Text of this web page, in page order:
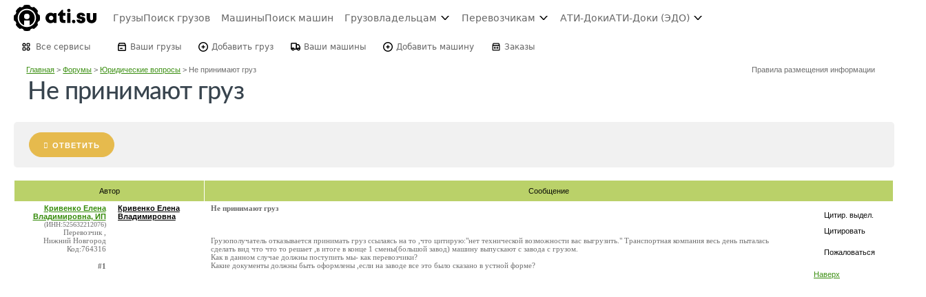
ГрузыПоиск грузов МашиныПоиск машин Грузовладельцам Перевозчикам АТИ-ДокиАТИ-Доки (ЭДО)
Все сервисы Ваши грузы Добавить груз Ваши машины Добавить машину Заказы
Главная >Форумы >Юридические вопросы > Не принимают груз Правила размещения информации
Не принимают груз
ОТВЕТИТЬ
Автор Сообщение
Цитир. выдел.
Цитировать
Пожаловаться
Наверх
Кривенко Елена
Владимировна, ИП
(ИНН:525632212076)
Перевозчик ,
Нижний Новгород
Код:764316
#1
Кривенко Елена
Владимировна
Не принимают груз
Грузополучатель отказывается принимать груз ссылаясь на то ,что цитирую:"нет технической возможности вас выгрузить." Транспортная компания весь день пыталась
сделать вид что что то решает ,в итоге в конце 1 смены(большой завод) машину выпускают с завода с грузом.
Как в данном случае должны поступить мы- как перевозчики?
Какие документы должны быть оформлены ,если на заводе все это было сказано в устной форме?